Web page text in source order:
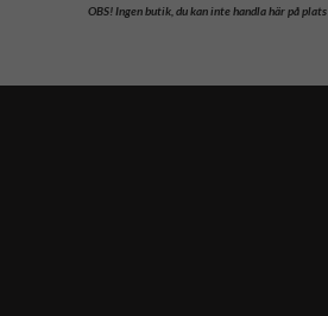
OBS!Ingen butik, du kan inte handla här på plats